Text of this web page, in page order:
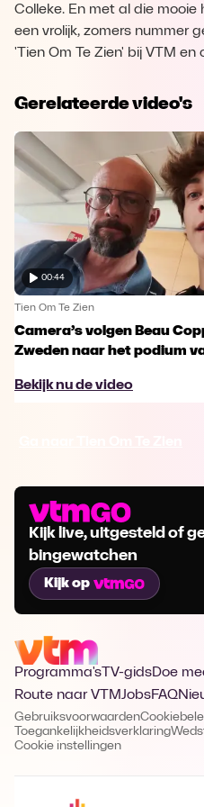
Colleke. En met al die mooie
een vrolijk, zomers nummer
'Tien Om Te Zien' bij VTM en
Gerelateerde video's
00:44
Tien Om Te Zien
Camera’s volgen Beau
Zweden naar het podium
Bekijk nu de video
Kijk live, uitgesteld of
bingewatchen
Kijk op
Programma's TV-gidsDoe
Route naar VTMJobsFAQ
Gebruiksvoorwaarden
Toegankelijkheidsverklaring
Cookie instellingen